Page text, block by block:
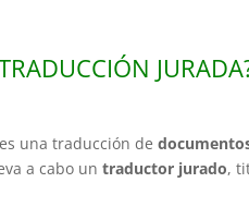
es una traducción de
a cabo un traductor jurado,